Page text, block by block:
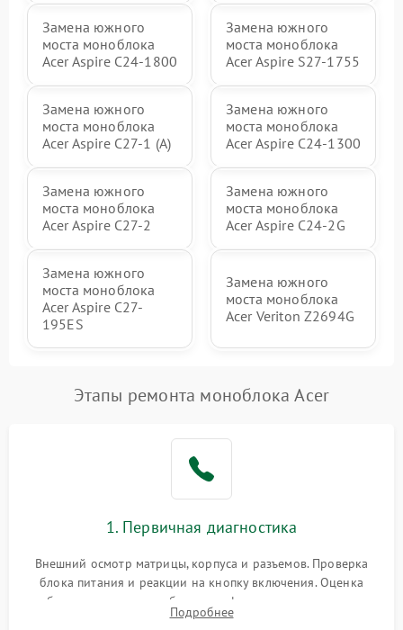
Замена южного
моста моноблока
Acer Aspire C24-1800
Замена южного
моста моноблока
Acer Aspire S27-1755
Замена южного
моста моноблока
Acer Aspire C27-1 (A)
Замена южного
моста моноблока
Acer Aspire C24-1300
Замена южного
моста моноблока
Acer Aspire C27-2
Замена южного
моста моноблока
Acer Aspire C24-2G
Замена южного
моста моноблока
Acer Aspire C27-
195ES
Замена южного
моста моноблока
Acer Veriton Z2694G
Этапы ремонта моноблока Acer
1. Первичная диагностика
Внешний осмотр матрицы, корпуса и разъемов. Проверка
блока питания и реакции на кнопку включения. Оценка
изображения, звука и работы периферии для сужения круга
возможных неисправностей перед вскрытием.
Подробнее